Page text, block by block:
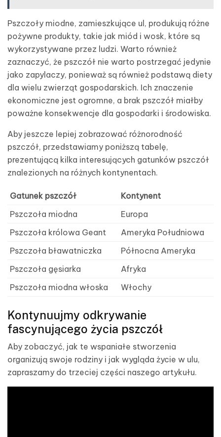
Pszczoły miodne, zamieszkujące ul, produkują różne
pożywne produkty, takie jak miód i wosk, które są
wykorzystywane przez ludzi. Warto również
zaznaczyć, że pszczół nie warto postrzegać jedynie
jako zapylaczy, ponieważ są również podstawą diety
dla wielu zwierząt gospodarskich. Ich znaczenie
ekonomiczne jest ogromne, a brak pszczół miałby
poważne konsekwencje dla gospodarki i środowiska.
Aby jeszcze lepiej zobrazować różnorodność
pszczół, przedstawiamy poniższą tabelę,
prezentującą kilka interesujących gatunków pszczół
znalezionych na różnych kontynentach.
Gatunek pszczół
Kontynent
Pszczoła miodna
Europa
Pszczoła królowa Geant
Ameryka Południowa
Pszczoła bławatniczka
Północna Ameryka
Pszczoła gęsiarka
Afryka
Pszczoła miodna włoska
Włochy
Kontynuujmy odkrywanie
fascynującego życia pszczół
Aby zobaczyć, jak te wspaniałe stworzenia
organizują swoje rodziny i jak wygląda życie w ulu,
zapraszamy do trzeciej części naszego artykułu.